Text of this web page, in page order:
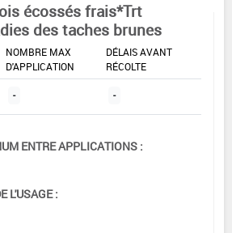
écossés frais*Trt
des taches brunes
NOMBRE MAX
D'APPLICATION
DÉLAIS AVANT
RÉCOLTE
- -
ENTRE APPLICATIONS :
L'USAGE :